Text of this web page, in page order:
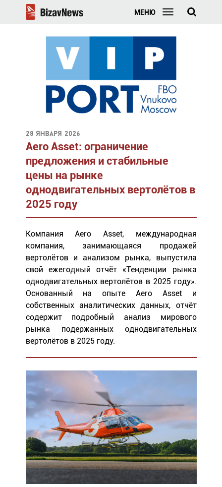
МЕНЮ
28 января 2026
Aero Asset: ограничение
предложения и стабильные
цены на рынке
однодвигательных вертолётов в
2025 году
Компания Aero Asset, международная
компания, занимающаяся продажей
вертолётов и анализом рынка, выпустила
свой ежегодный отчёт «Тенденции рынка
однодвигательных вертолётов в 2025 году».
Основанный на опыте Aero Asset и
собственных аналитических данных, отчёт
содержит подробный анализ мирового
рынка подержанных однодвигательных
вертолётов в 2025 году.